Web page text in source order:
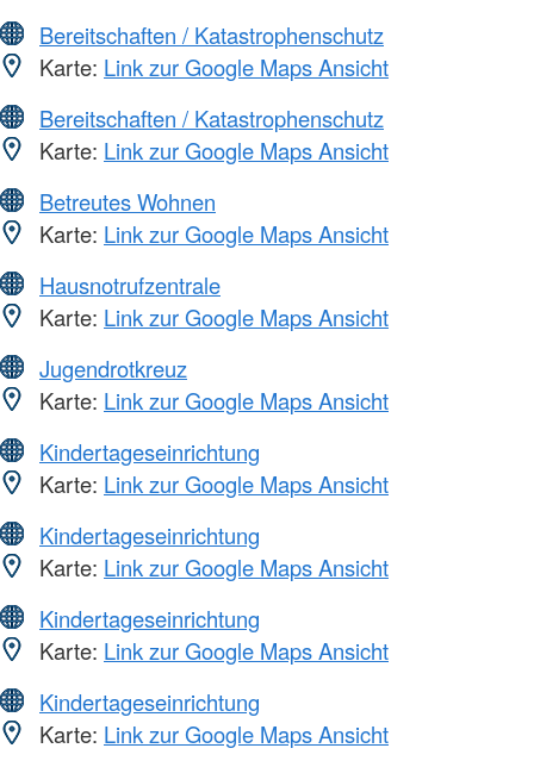
Bereitschaften / Katastrophenschutz
Karte: Link zur Google Maps Ansicht
Bereitschaften / Katastrophenschutz
Karte: Link zur Google Maps Ansicht
Betreutes Wohnen
Karte: Link zur Google Maps Ansicht
Hausnotrufzentrale
Karte: Link zur Google Maps Ansicht
Jugendrotkreuz
Karte: Link zur Google Maps Ansicht
Kindertageseinrichtung
Karte: Link zur Google Maps Ansicht
Kindertageseinrichtung
Karte: Link zur Google Maps Ansicht
Kindertageseinrichtung
Karte: Link zur Google Maps Ansicht
Kindertageseinrichtung
Karte: Link zur Google Maps Ansicht